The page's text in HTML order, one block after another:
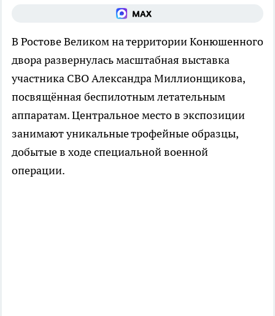
В Ростове Великом на территории Конюшенного
двора развернулась масштабная выставка
участника СВО Александра Миллионщикова,
посвящённая беспилотным летательным
аппаратам. Центральное место в экспозиции
занимают уникальные трофейные образцы,
добытые в ходе специальной военной
операции.